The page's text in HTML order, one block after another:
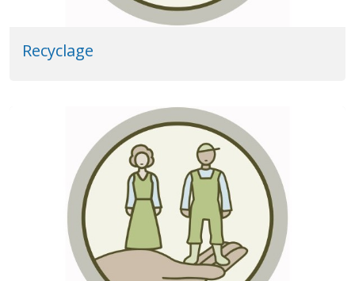
Recyclage